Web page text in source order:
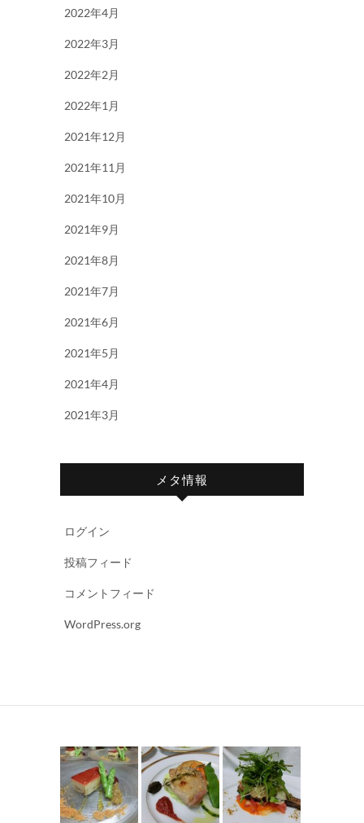
2022年4月
2022年3月
2022年2月
2022年1月
2021年12月
2021年11月
2021年10月
2021年9月
2021年8月
2021年7月
2021年6月
2021年5月
2021年4月
2021年3月
メタ情報
ログイン
投稿フィード
コメントフィード
WordPress.org